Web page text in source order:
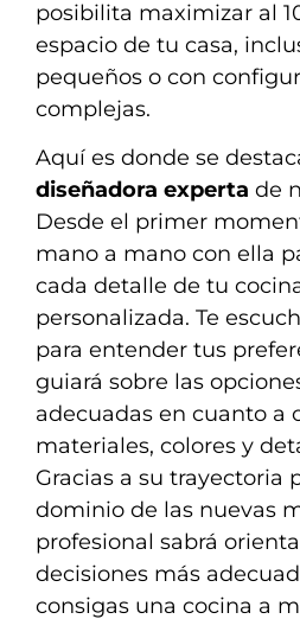
posibilita maximizar al
espacio de tu casa,
pequeños o con
complejas.
Aquí es donde se
diseñadora experta de
Desde el primer
mano a mano con ella
cada detalle de tu
personalizada. Te
para entender tus
guiará sobre las
adecuadas en cuanto a
materiales, colores y
Gracias a su trayectoria
dominio de las nuevas
profesional sabrá
decisiones más
consigas una cocina a